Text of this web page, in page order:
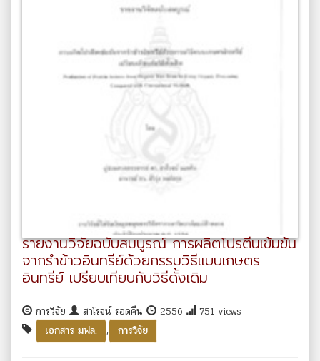
รายงานวิจัยฉบับสมบูรณ์ การผลิตโปรตีนเข้มข้น
จากรำข้าวอินทรีย์ด้วยกรรมวิธีแบบเกษตร
อินทรีย์ เปรียบเทียบกับวิธีดั้งเดิม
การวิจัย สาโรจน์ รอดคืน 2556
751 views
เอกสาร มฟล.
, การวิจัย